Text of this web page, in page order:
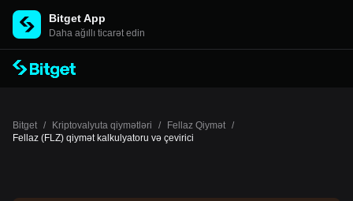
Bitget App
Daha ağıllı ticarət edin
Bitget / Kriptovalyuta qiymətləri / Fellaz Qiymət /
Fellaz (FLZ) qiymət kalkulyatoru və çevirici